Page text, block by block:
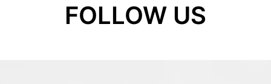
FOLLOW US